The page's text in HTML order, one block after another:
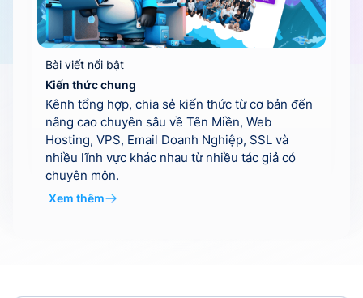
Bài viết nổi bật
Kiến thức chung
Kênh tổng hợp, chia sẻ kiến thức từ cơ bản đến
nâng cao chuyên sâu về Tên Miền, Web
Hosting, VPS, Email Doanh Nghiệp, SSL và
nhiều lĩnh vực khác nhau từ nhiều tác giả có
chuyên môn.
Xem thêm